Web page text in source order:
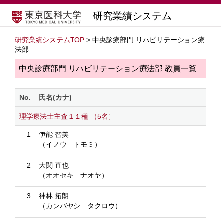
研究業績システム
研究業績システムTOP > 中央診療部門 リハビリテーション療
法部
中央診療部門 リハビリテーション療法部 教員一覧
No. 氏名(カナ)
理学療法士主査１１種 （5名）
1
伊能 智美
（イノウ トモミ）
2
大関 直也
（オオセキ ナオヤ）
3
神林 拓朗
（カンバヤシ タクロウ）